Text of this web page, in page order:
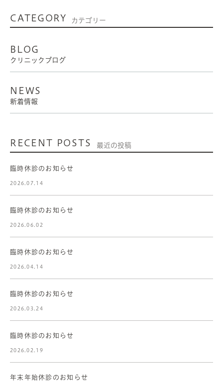
CATEGORY カテゴリー
BLOG
クリニックブログ
NEWS
新着情報
RECENT POSTS 最近の投稿
臨時休診のお知らせ
2026.07.14
臨時休診のお知らせ
2026.06.02
臨時休診のお知らせ
2026.04.14
臨時休診のお知らせ
2026.03.24
臨時休診のお知らせ
2026.02.19
年末年始休診のお知らせ